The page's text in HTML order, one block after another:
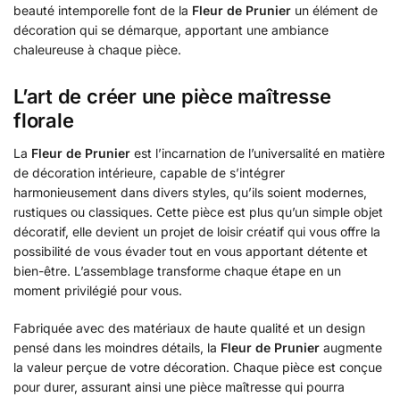
beauté intemporelle font de la Fleur de Prunier un élément de
décoration qui se démarque, apportant une ambiance
chaleureuse à chaque pièce.
L’art de créer une pièce maîtresse
florale
La Fleur de Prunier est l’incarnation de l’universalité en matière
de décoration intérieure, capable de s’intégrer
harmonieusement dans divers styles, qu’ils soient modernes,
rustiques ou classiques. Cette pièce est plus qu’un simple objet
décoratif, elle devient un projet de loisir créatif qui vous offre la
possibilité de vous évader tout en vous apportant détente et
bien-être. L’assemblage transforme chaque étape en un
moment privilégié pour vous.
Fabriquée avec des matériaux de haute qualité et un design
pensé dans les moindres détails, la Fleur de Prunier augmente
la valeur perçue de votre décoration. Chaque pièce est conçue
pour durer, assurant ainsi une pièce maîtresse qui pourra